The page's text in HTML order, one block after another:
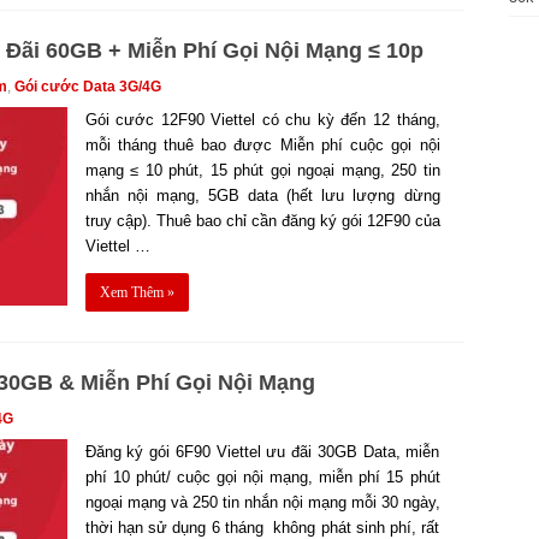
60GB + Miễn Phí Gọi Nội Mạng ≤ 10p
, Gói cước Data 3G/4G
Gói cước 12F90 Viettel có chu kỳ đến 12 tháng,
mỗi tháng thuê bao được Miễn phí cuộc gọi nội
mạng ≤ 10 phút, 15 phút gọi ngoại mạng, 250 tin
nhắn nội mạng, 5GB data (hết lưu lượng dừng
truy cập). Thuê bao chỉ cần đăng ký gói 12F90 của
Viettel …
Xem Thêm »
& Miễn Phí Gọi Nội Mạng
Đăng ký gói 6F90 Viettel ưu đãi 30GB Data, miễn
phí 10 phút/ cuộc gọi nội mạng, miễn phí 15 phút
ngoại mạng và 250 tin nhắn nội mạng mỗi 30 ngày,
thời hạn sử dụng 6 tháng không phát sinh phí, rất